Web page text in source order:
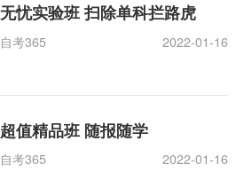
无忧实验班 扫除单科拦路虎
自考365 2022-01-16
超值精品班 随报随学
自考365 2022-01-16